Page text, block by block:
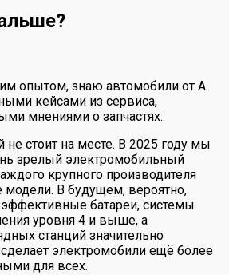
опытом, знаю автомобили от А
кейсами из сервиса,
мнениями о запчастях.
не стоит на месте. В 2025 году мы
зрелый электромобильный
крупного производителя
В будущем, вероятно,
батареи, системы
уровня 4 и выше, а
станций значительно
электромобили ещё более
для всех.